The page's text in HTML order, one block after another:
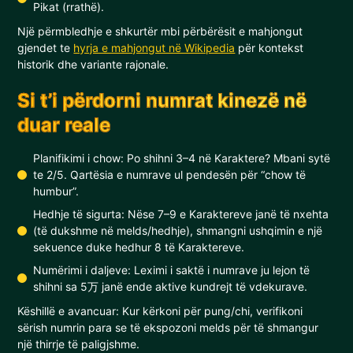
Pikat (rrathë).
Një përmbledhje e shkurtër mbi përbërësit e mahjongut
gjendet te hyrja e mahjongut në Wikipedia për kontekst
historik dhe variante rajonale.
Si t’i përdorni numrat kinezë në
duar reale
Planifikimi i chow: Po shihni 3–4 në Karaktere? Mbani sytë
te 2/5. Qartësia e numrave ul pendesën për “chow të
humbur”.
Hedhje të sigurta: Nëse 7–9 e Karaktereve janë të nxehta
(të dukshme në melds/hedhje), shmangni ushqimin e një
sekuence duke hedhur 8 të Karaktereve.
Numërimi i daljeve: Leximi i saktë i numrave ju lejon të
shihni sa 5万 janë ende aktive kundrejt të vdekurave.
Këshillë e avancuar: Kur kërkoni për pung/chi, verifikoni
sërish numrin para se të ekspozoni melds për të shmangur
një thirrje të paligjshme.